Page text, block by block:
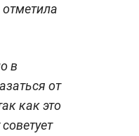
отметила
в
от
как это